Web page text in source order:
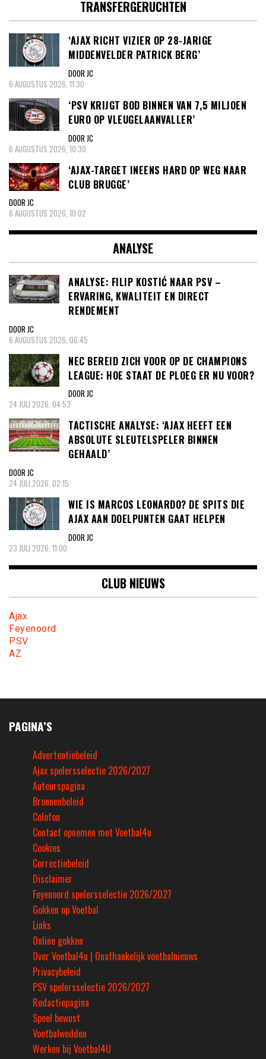
TRANSFERGERUCHTEN
‘AJAX RICHT VIZIER OP 28-JARIGE
MIDDENVELDER PATRICK BERG’
DOOR JC
6 AUGUSTUS 2026, 11:30
‘PSV KRIJGT BOD BINNEN VAN 7,5 MILJOEN
EURO OP VLEUGELAANVALLER’
DOOR JC
6 AUGUSTUS 2026, 10:30
‘AJAX-TARGET INEENS HARD OP WEG NAAR
CLUB BRUGGE’
DOOR JC
6 AUGUSTUS 2026, 10:02
ANALYSE
ANALYSE: FILIP KOSTIĆ NAAR PSV –
ERVARING, KWALITEIT EN DIRECT
RENDEMENT
DOOR JC
6 AUGUSTUS 2026, 06:45
NEC BEREID ZICH VOOR OP DE CHAMPIONS
LEAGUE: HOE STAAT DE PLOEG ER NU VOOR?
DOOR JC
24 JULI 2026, 04:52
TACTISCHE ANALYSE: ‘AJAX HEEFT EEN
ABSOLUTE SLEUTELSPELER BINNEN
GEHAALD’
DOOR JC
24 JULI 2026, 02:15
WIE IS MARCOS LEONARDO? DE SPITS DIE
AJAX AAN DOELPUNTEN GAAT HELPEN
DOOR JC
23 JULI 2026, 11:00
CLUB NIEUWS
Ajax
Feyenoord
PSV
AZ
PAGINA’S
Advertentiebeleid
Ajax spelersselectie 2026/2027
Auteurspagina
Bronnenbeleid
Colofon
Contact opnemen met Voetbal4u
Cookies
Correctiebeleid
Disclaimer
Feyenoord spelersselectie 2026/2027
Gokken op Voetbal
Links
Online gokken
Over Voetbal4u | Onafhankelijk voetbalnieuws
Privacybeleid
PSV spelersselectie 2026/2027
Redactiepagina
Speel bewust
Voetbalwedden
Werken bij Voetbal4U